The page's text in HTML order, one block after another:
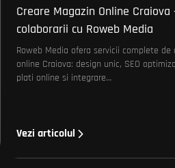
Creare Magazin Online Craiova
colaborarii cu Roweb Media
Roweb Media ofera servicii complete de
online Craiova: design unic, SEO
plati online si integrare…
Vezi articolul